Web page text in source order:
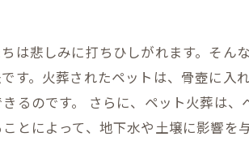
は悲しみに打ちひしがれます。そん
す。火葬されたペットは、骨壺に入
るのです。 さらに、ペット火葬は、
とによって、地下水や土壌に影響を